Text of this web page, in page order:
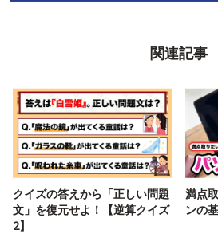
関連記事
クイズの答えから「正しい問題
文」を復元せよ！【逆算クイズ
2】
満点
ンの